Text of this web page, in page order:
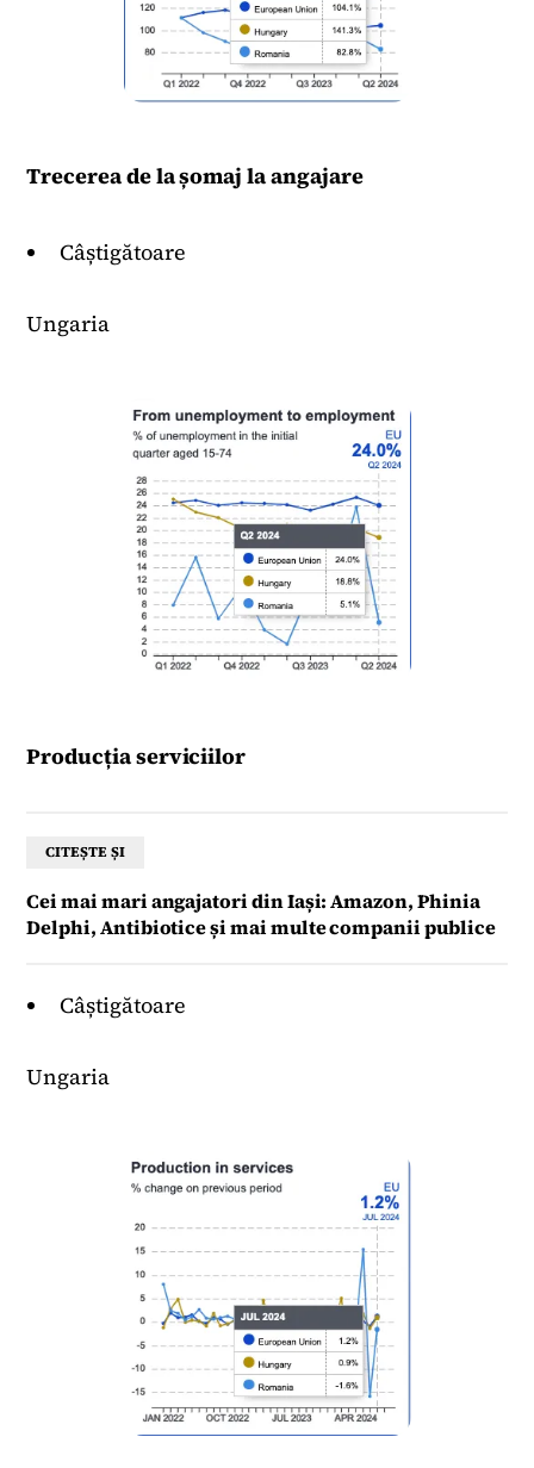
Trecerea de la șomaj la angajare
Câștigătoare
Ungaria
Producția serviciilor
CITEȘTE ȘI
Cei mai mari angajatori din Iași: Amazon, Phinia
Delphi, Antibiotice și mai multe companii publice
Câștigătoare
Ungaria